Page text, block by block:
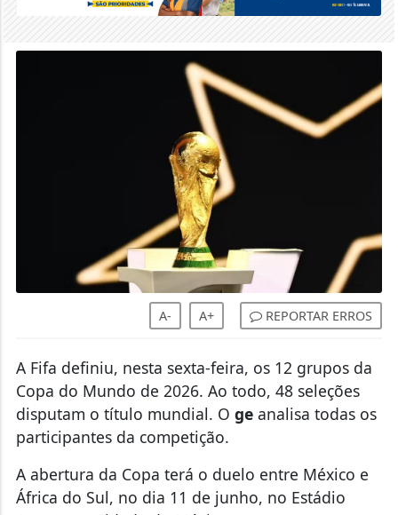
A- A+ REPORTAR ERROS
Copa do Mundo de 2026. Ao todo, 48 seleções
disputam o título mundial. Ogeanalisa todas os
participantes da competição.
África do Sul, no dia 11 de junho, no Estádio
Azteca, na Cidade do México - as mesmas